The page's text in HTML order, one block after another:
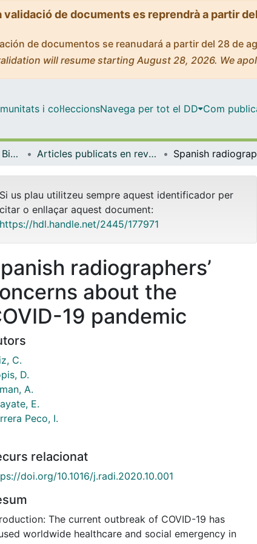
de documents es reprendrà a partir
de documentos se reanudará a partir del 28 de
will resume starting August 28, 2026. We
i col·leccionsNavega per tot el DD Com
Institut d'lnvestigació Biomèdica de Bellvitge (IDIBELL) Articles publicats en revistes (Institut d'lnvestigació Biomèdica de Bellvitge (IDIBELL))
Si us plau utilitzeu sempre aquest identificador per
citar o enllaçar aquest document:
https://hdl.handle.net/2445/177971
radiographers’
about the
19 pandemic
C.
D.
A.
E.
Peco, I.
relacionat
doi.org/10.1016/j.radi.2020.10.001
The current outbreak of COVID-19 has
worldwide healthcare and social emergency in